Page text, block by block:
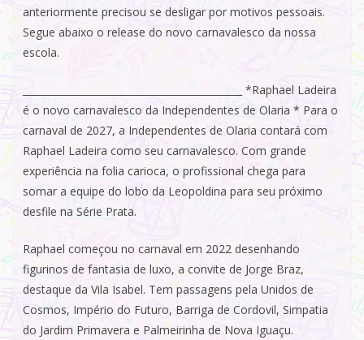
anteriormente precisou se desligar por motivos pessoais.
Segue abaixo o release do novo carnavalesco da nossa
escola.
_____________________________________________ *Raphael Ladeira
é o novo carnavalesco da Independentes de Olaria * Para o
carnaval de 2027, a Independentes de Olaria contará com
Raphael Ladeira como seu carnavalesco. Com grande
experiência na folia carioca, o profissional chega para
somar a equipe do lobo da Leopoldina para seu próximo
desfile na Série Prata.
Raphael começou no carnaval em 2022 desenhando
figurinos de fantasia de luxo, a convite de Jorge Braz,
destaque da Vila Isabel. Tem passagens pela Unidos de
Cosmos, Império do Futuro, Barriga de Cordovil, Simpatia
do Jardim Primavera e Palmeirinha de Nova Iguaçu.